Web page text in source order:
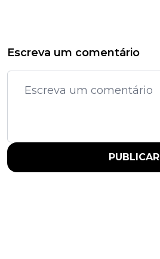
Escreva um comentário
PUBLICAR